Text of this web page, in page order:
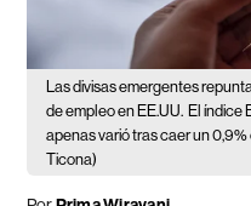
Las divisas emergentes
de empleo en EE.UU. El índice
apenas varió tras caer un 0,9%
Ticona)